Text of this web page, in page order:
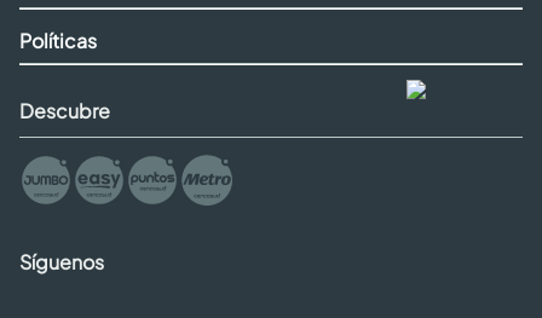
Políticas
Descubre
Síguenos